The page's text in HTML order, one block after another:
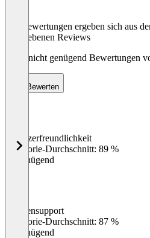
Die Bewertungen ergeben sich aus
abgegebenen Reviews
Noch nicht genügend Bewertungen
Bewerten
%
Benutzerfreundlichkeit
Kategorie-Durchschnitt: 89 %
Ungenügend
Kundensupport
Kategorie-Durchschnitt: 87 %
Ungenügend